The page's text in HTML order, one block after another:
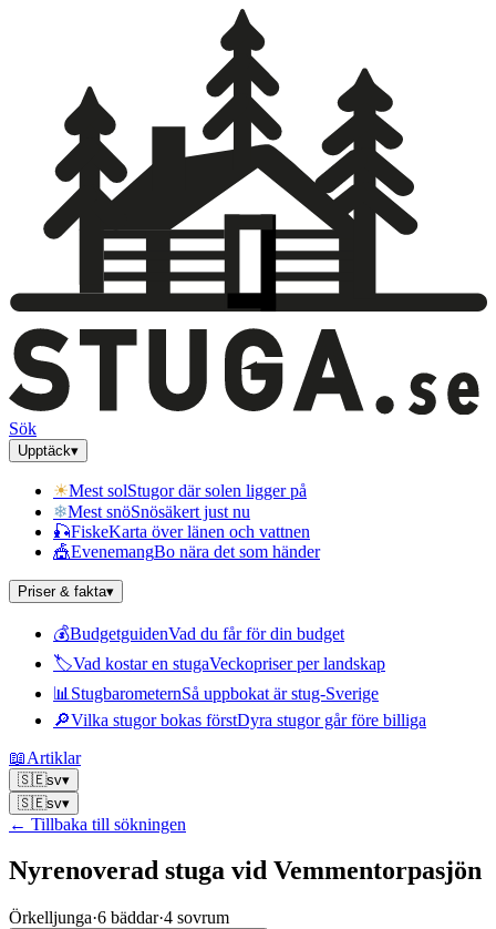
Sök
Upptäck▾
☀Mest solStugor där solen ligger på
❄Mest snöSnösäkert just nu
🎣FiskeKarta över länen och vattnen
🎪EvenemangBo nära det som händer
Priser & fakta▾
💰BudgetguidenVad du får för din budget
🏷Vad kostar en stugaVeckopriser per landskap
📊 StugbarometernSå uppbokat är stug-Sverige
🔎Vilka stugor bokas förstDyra stugor går före billiga
📖Artiklar
🇸🇪sv▾
🇸🇪sv▾
← Tillbaka till sökningen
Nyrenoverad stuga vid Vemmentorpasjön
Örkelljunga·6 bäddar·4 sovrum